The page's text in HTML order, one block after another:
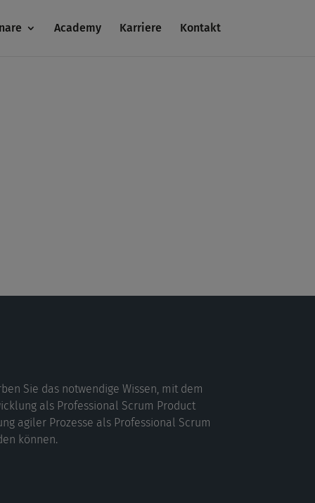
Academy Karriere Kontakt
Sie das notwendige Wissen, mit dem
als Professional Scrum Product
agiler Prozesse als Professional Scrum
können.